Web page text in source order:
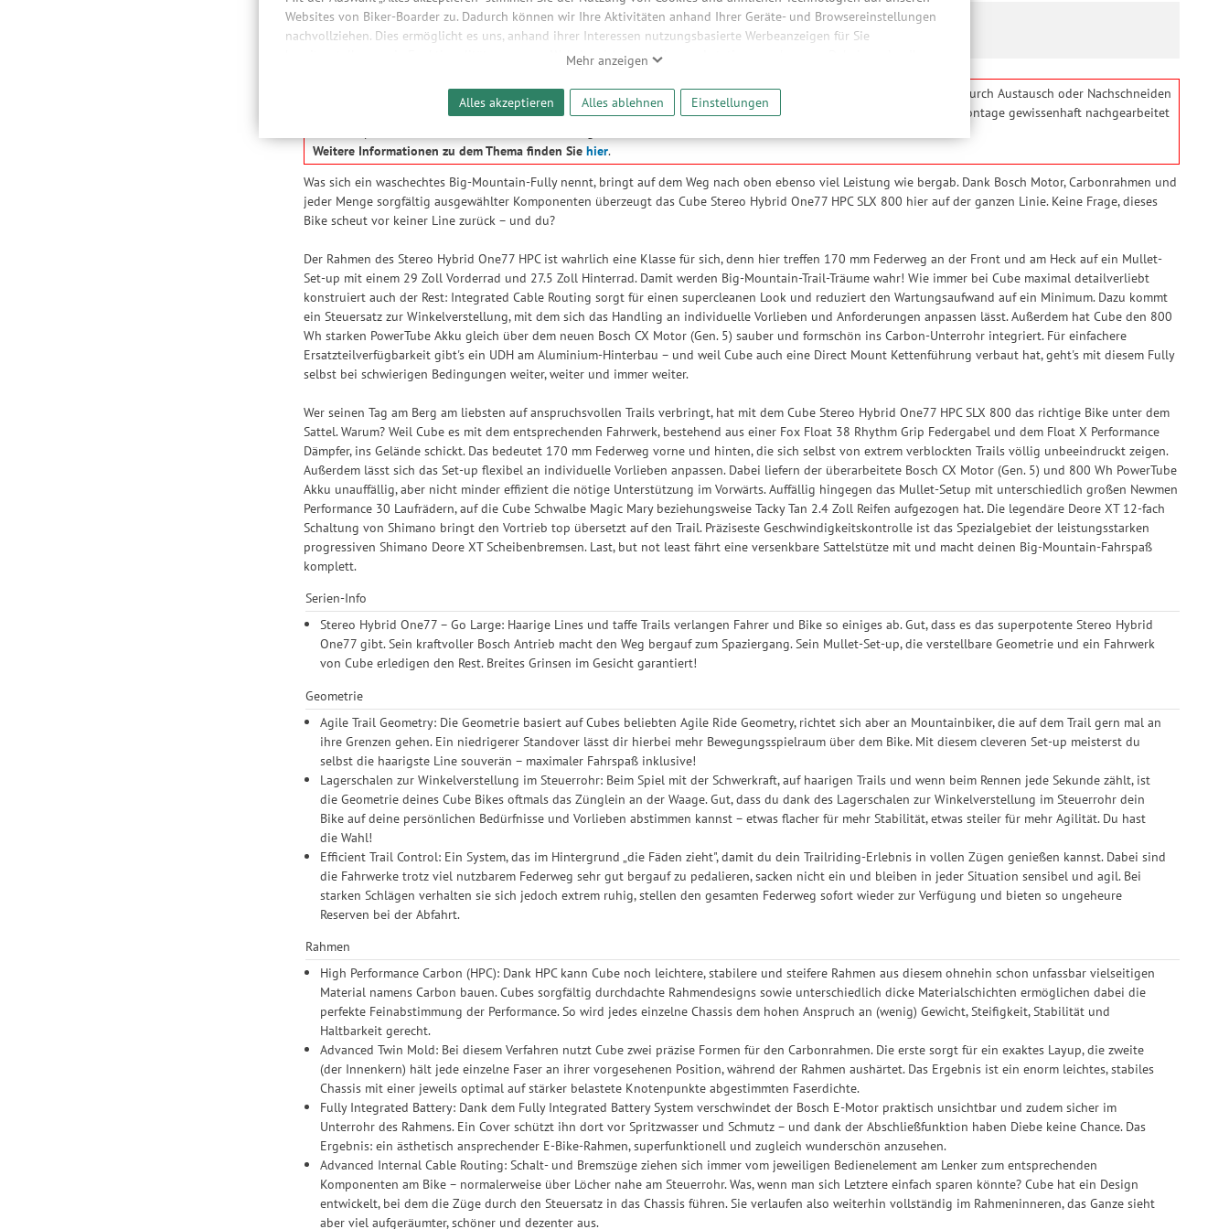
Websites von Biker-Boarder zu. Dadurch können wir Ihre Aktivitäten anhand Ihrer Geräte- und Browsereinstellungen
nachvollziehen. Dies ermöglicht es uns, anhand ihrer Interessen nutzungsbasierte Werbeanzeigen für Sie
bereitzustellen sowie Funktionalitäten unserer Website sicherzustellen und stetig zu verbessern. Dabei werden Ihre
Daten auch an Drittanbieter und Werbepartner weitergegeben. Die Verarbeitung erfolgt ausschließlich zum Zwecke
der Einbindung von Streaming-Inhalten und der Durchführung von statistischer Analyse, Reichweitenmessungen,
Produktempfehlungen und nutzungsbasierter Werbung. Informationen zu den einzelnen Funktionen, den
Nutzung unserer Website nicht erforderlich und gilt, bis sie widerrufen wird. Sie können Ihre Einwilligung unter
Einstellungen lediglich für bestimmte Drittanbieter erteilen und jederzeit für die Zukunft widerrufen.
Mehr anzeigen
Alles akzeptieren Alles ablehnen Einstellungen
Beschreibung
Cube hat einen Produktrückruf veröffentlicht, der sich auf die Befestigung der Tretkurbel bezieht. Das Problem kann durch Austausch oder Nachschneiden
des Gewindes der Kurbelschrauben schnell und sicher komplett behoben werden. Jedes unserer Bikes wird bei der Montage gewissenhaft nachgearbeitet
Weitere Informationen zu dem Thema finden Sie hier.
Was sich ein waschechtes Big-Mountain-Fully nennt, bringt auf dem Weg nach oben ebenso viel Leistung wie bergab. Dank Bosch Motor, Carbonrahmen und
jeder Menge sorgfältig ausgewählter Komponenten überzeugt das Cube Stereo Hybrid One77 HPC SLX 800 hier auf der ganzen Linie. Keine Frage, dieses
Bike scheut vor keiner Line zurück – und du?
Der Rahmen des Stereo Hybrid One77 HPC ist wahrlich eine Klasse für sich, denn hier treffen 170 mm Federweg an der Front und am Heck auf ein Mullet-
Set-up mit einem 29 Zoll Vorderrad und 27.5 Zoll Hinterrad. Damit werden Big-Mountain-Trail-Träume wahr! Wie immer bei Cube maximal detailverliebt
konstruiert auch der Rest: Integrated Cable Routing sorgt für einen supercleanen Look und reduziert den Wartungsaufwand auf ein Minimum. Dazu kommt
ein Steuersatz zur Winkelverstellung, mit dem sich das Handling an individuelle Vorlieben und Anforderungen anpassen lässt. Außerdem hat Cube den 800
Wh starken PowerTube Akku gleich über dem neuen Bosch CX Motor (Gen. 5) sauber und formschön ins Carbon-Unterrohr integriert. Für einfachere
Ersatzteilverfügbarkeit gibt's ein UDH am Aluminium-Hinterbau – und weil Cube auch eine Direct Mount Kettenführung verbaut hat, geht's mit diesem Fully
selbst bei schwierigen Bedingungen weiter, weiter und immer weiter.
Wer seinen Tag am Berg am liebsten auf anspruchsvollen Trails verbringt, hat mit dem Cube Stereo Hybrid One77 HPC SLX 800 das richtige Bike unter dem
Sattel. Warum? Weil Cube es mit dem entsprechenden Fahrwerk, bestehend aus einer Fox Float 38 Rhythm Grip Federgabel und dem Float X Performance
Dämpfer, ins Gelände schickt. Das bedeutet 170 mm Federweg vorne und hinten, die sich selbst von extrem verblockten Trails völlig unbeeindruckt zeigen.
Außerdem lässt sich das Set-up flexibel an individuelle Vorlieben anpassen. Dabei liefern der überarbeitete Bosch CX Motor (Gen. 5) und 800 Wh PowerTube
Akku unauffällig, aber nicht minder effizient die nötige Unterstützung im Vorwärts. Auffällig hingegen das Mullet-Setup mit unterschiedlich großen Newmen
Performance 30 Laufrädern, auf die Cube Schwalbe Magic Mary beziehungsweise Tacky Tan 2.4 Zoll Reifen aufgezogen hat. Die legendäre Deore XT 12-fach
Schaltung von Shimano bringt den Vortrieb top übersetzt auf den Trail. Präziseste Geschwindigkeitskontrolle ist das Spezialgebiet der leistungsstarken
progressiven Shimano Deore XT Scheibenbremsen. Last, but not least fährt eine versenkbare Sattelstütze mit und macht deinen Big-Mountain-Fahrspaß
komplett.
Serien-Info
Stereo Hybrid One77 – Go Large: Haarige Lines und taffe Trails verlangen Fahrer und Bike so einiges ab. Gut, dass es das superpotente Stereo Hybrid
One77 gibt. Sein kraftvoller Bosch Antrieb macht den Weg bergauf zum Spaziergang. Sein Mullet-Set-up, die verstellbare Geometrie und ein Fahrwerk
von Cube erledigen den Rest. Breites Grinsen im Gesicht garantiert!
Geometrie
Agile Trail Geometry: Die Geometrie basiert auf Cubes beliebten Agile Ride Geometry, richtet sich aber an Mountainbiker, die auf dem Trail gern mal an
ihre Grenzen gehen. Ein niedrigerer Standover lässt dir hierbei mehr Bewegungsspielraum über dem Bike. Mit diesem cleveren Set-up meisterst du
selbst die haarigste Line souverän – maximaler Fahrspaß inklusive!
Lagerschalen zur Winkelverstellung im Steuerrohr: Beim Spiel mit der Schwerkraft, auf haarigen Trails und wenn beim Rennen jede Sekunde zählt, ist
die Geometrie deines Cube Bikes oftmals das Zünglein an der Waage. Gut, dass du dank des Lagerschalen zur Winkelverstellung im Steuerrohr dein
Bike auf deine persönlichen Bedürfnisse und Vorlieben abstimmen kannst – etwas flacher für mehr Stabilität, etwas steiler für mehr Agilität. Du hast
die Wahl!
Efficient Trail Control: Ein System, das im Hintergrund „die Fäden zieht", damit du dein Trailriding-Erlebnis in vollen Zügen genießen kannst. Dabei sind
die Fahrwerke trotz viel nutzbarem Federweg sehr gut bergauf zu pedalieren, sacken nicht ein und bleiben in jeder Situation sensibel und agil. Bei
starken Schlägen verhalten sie sich jedoch extrem ruhig, stellen den gesamten Federweg sofort wieder zur Verfügung und bieten so ungeheure
Reserven bei der Abfahrt.
Rahmen
High Performance Carbon (HPC): Dank HPC kann Cube noch leichtere, stabilere und steifere Rahmen aus diesem ohnehin schon unfassbar vielseitigen
Material namens Carbon bauen. Cubes sorgfältig durchdachte Rahmendesigns sowie unterschiedlich dicke Materialschichten ermöglichen dabei die
perfekte Feinabstimmung der Performance. So wird jedes einzelne Chassis dem hohen Anspruch an (wenig) Gewicht, Steifigkeit, Stabilität und
Haltbarkeit gerecht.
Advanced Twin Mold: Bei diesem Verfahren nutzt Cube zwei präzise Formen für den Carbonrahmen. Die erste sorgt für ein exaktes Layup, die zweite
(der Innenkern) hält jede einzelne Faser an ihrer vorgesehenen Position, während der Rahmen aushärtet. Das Ergebnis ist ein enorm leichtes, stabiles
Chassis mit einer jeweils optimal auf stärker belastete Knotenpunkte abgestimmten Faserdichte.
Fully Integrated Battery: Dank dem Fully Integrated Battery System verschwindet der Bosch E-Motor praktisch unsichtbar und zudem sicher im
Unterrohr des Rahmens. Ein Cover schützt ihn dort vor Spritzwasser und Schmutz – und dank der Abschließfunktion haben Diebe keine Chance. Das
Ergebnis: ein ästhetisch ansprechender E-Bike-Rahmen, superfunktionell und zugleich wunderschön anzusehen.
Advanced Internal Cable Routing: Schalt- und Bremszüge ziehen sich immer vom jeweiligen Bedienelement am Lenker zum entsprechenden
Komponenten am Bike – normalerweise über Löcher nahe am Steuerrohr. Was, wenn man sich Letztere einfach sparen könnte? Cube hat ein Design
entwickelt, bei dem die Züge durch den Steuersatz in das Chassis führen. Sie verlaufen also weiterhin vollständig im Rahmeninneren, das Ganze sieht
aber viel aufgeräumter, schöner und dezenter aus.